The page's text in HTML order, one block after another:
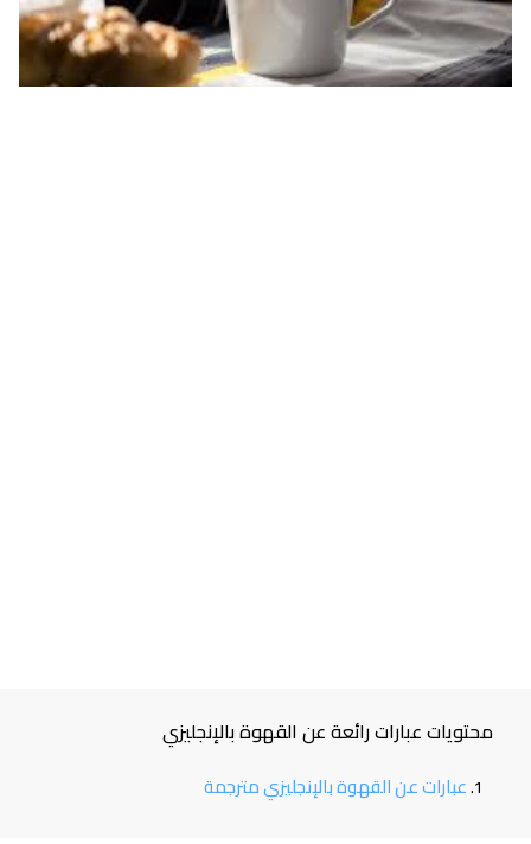
محتويات عبارات رائعة عن القهوة بالإنجليزي
عبارات عن القهوة بالإنجليزي مترجمة